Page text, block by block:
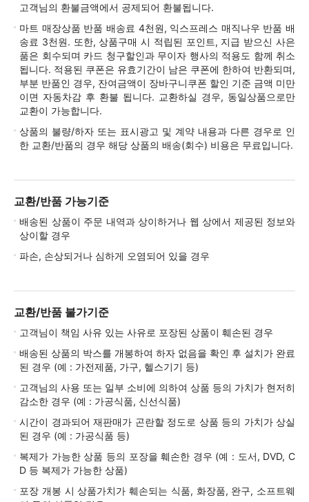
고객님의 환불금액에서 공제되어 환불됩니다.
마트 매장상품 반품 배송료 4천원, 익스프레스 매직나우 반품 배
송료 3천원. 또한, 상품구매 시 적립된 포인트, 지급 받으신 사은
품은 회수되며 카드 청구할인과 무이자 행사의 적용도 함께 취소
됩니다. 적용된 쿠폰은 유효기간이 남은 쿠폰에 한하여 반환되며,
부분 반품인 경우, 잔여금액이 장바구니쿠폰 할인 기준 금액 미만
이면 자동차감 후 환불 됩니다. 교환하실 경우, 동일상품으로만
교환이 가능합니다.
상품의 불량/하자 또는 표시광고 및 계약 내용과 다른 경우로 인
한 교환/반품의 경우 해당 상품의 배송(회수) 비용은 무료입니다.
교환/반품 가능기준
배송된 상품이 주문 내역과 상이하거나 웹 상에서 제공된 정보와
상이할 경우
파손, 손상되거나 심하게 오염되어 있을 경우
교환/반품 불가기준
고객님이 책임 사유 있는 사유로 포장된 상품이 훼손된 경우
배송된 상품의 박스를 개봉하여 하자 없음을 확인 후 설치가 완료
된 경우 (예 : 가전제품, 가구, 헬스기기 등)
고객님의 사용 또는 일부 소비에 의하여 상품 등의 가치가 현저히
감소한 경우 (예 : 가공식품, 신선식품)
시간이 경과되어 재판매가 곤란할 정도로 상품 등의 가치가 상실
된 경우 (예 : 가공식품 등)
복제가 가능한 상품 등의 포장을 훼손한 경우 (예 : 도서, DVD, C
D 등 복제가 가능한 상품)
포장 개봉 시 상품가치가 훼손되는 식품, 화장품, 완구, 소프트웨